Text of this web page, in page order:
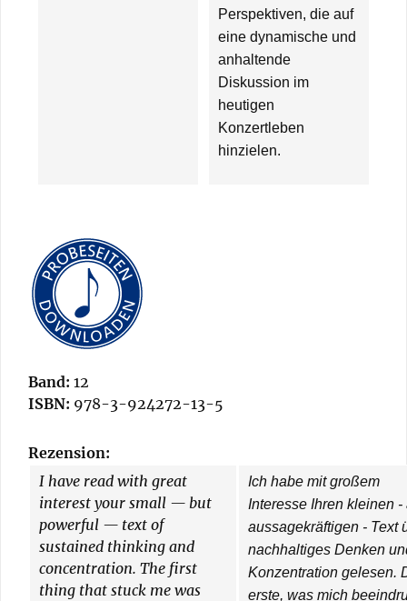
Perspektiven, die auf
eine dynamische und
anhaltende
Diskussion im
heutigen
Konzertleben
hinzielen.
Band: 12
ISBN: 978-3-924272-13-5
Rezension:
I have read with great
interest your small — but
powerful — text of
sustained thinking and
concentration. The first
thing that stuck me was
Ich habe mit großem
Interesse Ihren kleinen -
aussagekräftigen - Text
nachhaltiges Denken
Konzentration gelesen.
erste, was mich